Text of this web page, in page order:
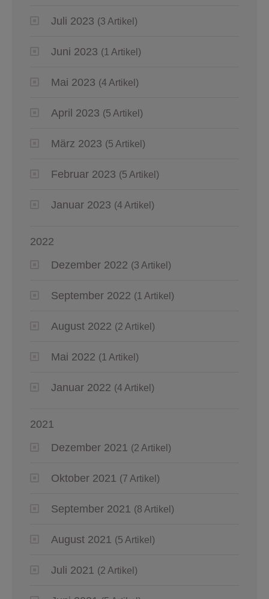
Juli 2023 (3 Artikel)
Juni 2023 (1 Artikel)
Mai 2023 (4 Artikel)
April 2023 (5 Artikel)
März 2023 (5 Artikel)
Februar 2023 (5 Artikel)
Januar 2023 (4 Artikel)
2022
Dezember 2022 (3 Artikel)
September 2022 (1 Artikel)
August 2022 (2 Artikel)
Mai 2022 (1 Artikel)
Januar 2022 (4 Artikel)
2021
Dezember 2021 (2 Artikel)
Oktober 2021 (7 Artikel)
September 2021 (8 Artikel)
August 2021 (5 Artikel)
Juli 2021 (2 Artikel)